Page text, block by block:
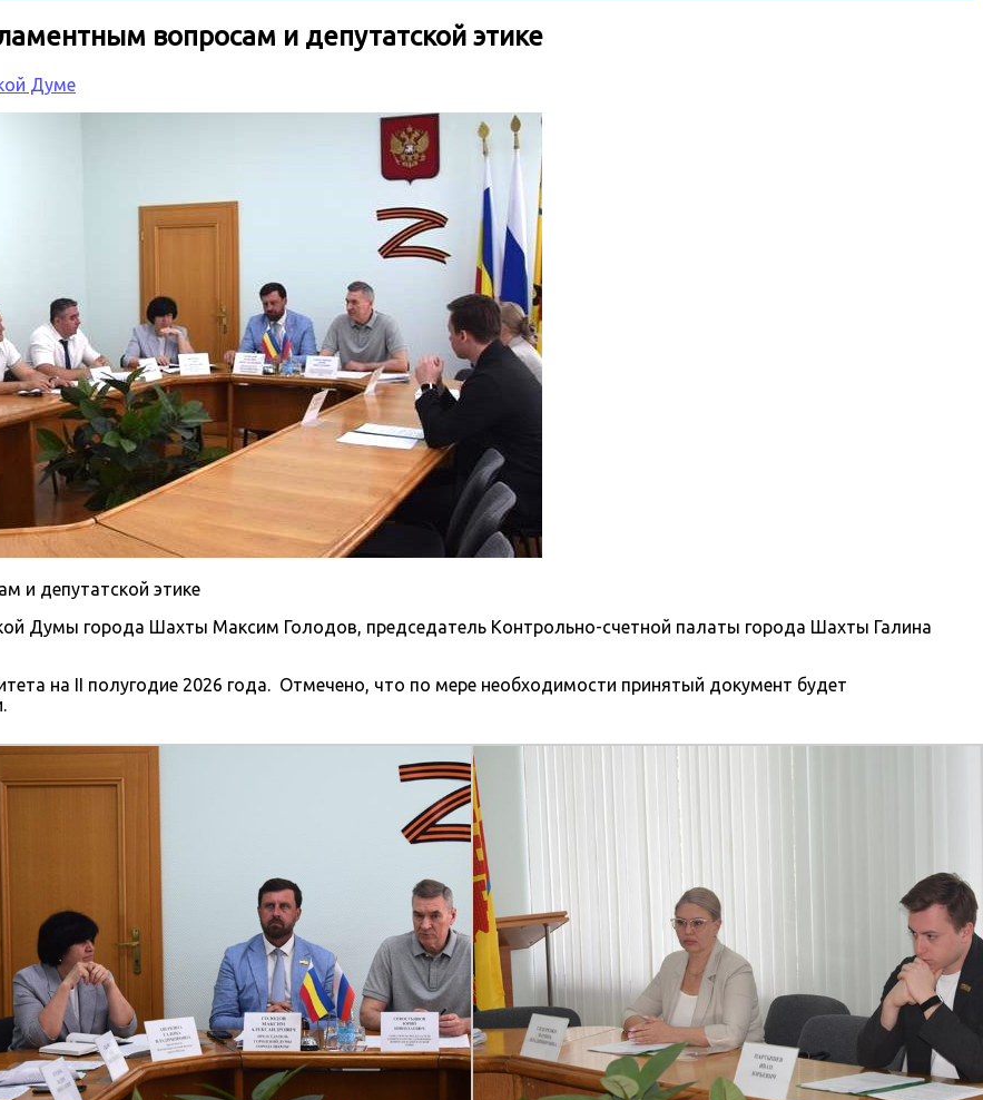
вопросам и депутатской этике
Думе
и депутатской этике
Думы города Шахты Максим Голодов, председатель Контрольно-счетной палаты города Шахты Галина
на II полугодие 2026 года. Отмечено, что по мере необходимости принятый документ будет